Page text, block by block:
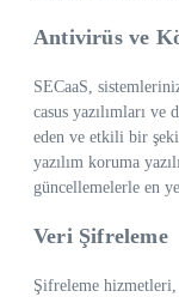
Antivirüs ve
SECaaS,
casus yazılımları
eden ve etkili bir
yazılım koruma
güncellemelerle en
Veri Şifreleme
Şifreleme hizmetleri,